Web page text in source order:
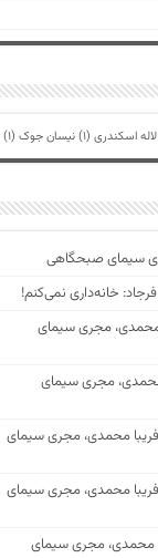
لاله اسکندری (1) نیسان جوک (1)
سیمای صبحگاهی
فرجاد: خانه‌داری نمی‌کنم!
محمدی، مجری سیمای
مجری سیمای
فریبا محمدی، مجری سیمای
فریبا محمدی، مجری سیمای
محمدی، مجری سیمای